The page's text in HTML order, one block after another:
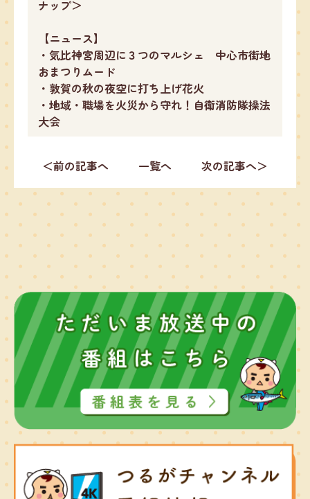
ナップ＞
【ニュース】
・気比神宮周辺に３つのマルシェ 中心市街地
おまつりムード
・敦賀の秋の夜空に打ち上げ花火
・地域・職場を火災から守れ！自衛消防隊操法
大会
＜前の記事へ 一覧へ 次の記事へ＞